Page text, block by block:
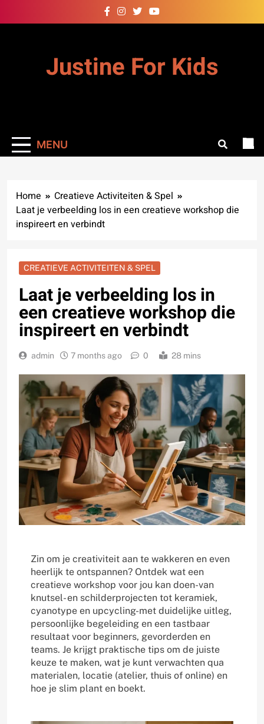
to
Justine For Kids
MENU
Home
Creatieve Activiteiten & Spel
Laat je verbeelding los in een creatieve workshop die
inspireert en verbindt
CREATIEVE ACTIVITEITEN & SPEL
Laat je verbeelding los in
een creatieve workshop die
inspireert en verbindt
admin 7 months ago 0 28 mins
Zin om je creativiteit aan te wakkeren en even
heerlijk te ontspannen? Ontdek wat een
creatieve workshop voor jou kan doen-van
knutsel- en schilderprojecten tot keramiek,
cyanotype en upcycling-met duidelijke uitleg,
persoonlijke begeleiding en een tastbaar
resultaat voor beginners, gevorderden en
teams. Je krijgt praktische tips om de juiste
keuze te maken, wat je kunt verwachten qua
materialen, locatie (atelier, thuis of online) en
hoe je slim plant en boekt.